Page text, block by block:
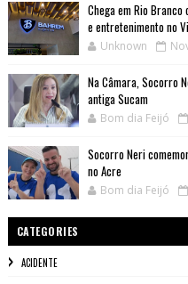
Chega em Rio
e entretenimento no
Unknown
Na Câmara, Socorro
antiga Sucam
Bom dia Feijó
Socorro Neri
no Acre
Bom dia Feijó
CATEGORIES
ACIDENTE